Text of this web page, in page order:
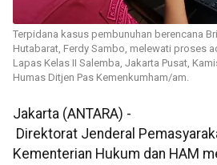
Terpidana kasus pembunuhan berencana
Hutabarat, Ferdy Sambo, melewati proses
Lapas Kelas II Salemba, Jakarta Pusat,
Humas Ditjen Pas Kemenkumham/am.
Jakarta (ANTARA) -
Direktorat Jenderal
Kementerian Hukum dan HAM